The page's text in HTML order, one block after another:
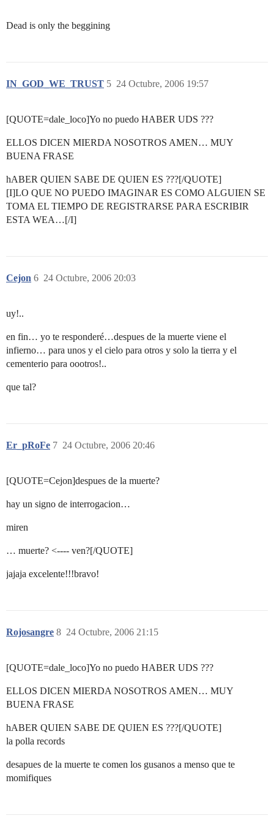
Dead is only the beggining
IN_GOD_WE_TRUST 24 Octubre, 2006 19:57
5
[QUOTE=dale_loco]Yo no puedo HABER UDS ???
ELLOS DICEN MIERDA NOSOTROS AMEN… MUY
BUENA FRASE
hABER QUIEN SABE DE QUIEN ES ???[/QUOTE]
[I]LO QUE NO PUEDO IMAGINAR ES COMO ALGUIEN SE
TOMA EL TIEMPO DE REGISTRARSE PARA ESCRIBIR
ESTA WEA…[/I]
Cejon 24 Octubre, 2006 20:03
6
uy!..
en fin… yo te responderé…despues de la muerte viene el
infierno… para unos y el cielo para otros y solo la tierra y el
cementerio para oootros!..
que tal?
Er_pRoFe 24 Octubre, 2006 20:46
7
[QUOTE=Cejon]despues de la muerte?
hay un signo de interrogacion…
miren
… muerte? <---- ven?[/QUOTE]
jajaja excelente!!!bravo!
Rojosangre 24 Octubre, 2006 21:15
8
[QUOTE=dale_loco]Yo no puedo HABER UDS ???
ELLOS DICEN MIERDA NOSOTROS AMEN… MUY
BUENA FRASE
hABER QUIEN SABE DE QUIEN ES ???[/QUOTE]
la polla records
desapues de la muerte te comen los gusanos a menso que te
momifiques